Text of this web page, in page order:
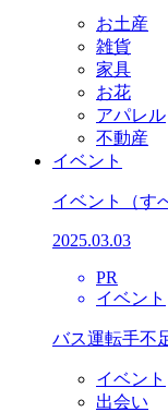
お土産
雑貨
家具
お花
アパレル
不動産
イベント
イベント （す
2025.03.03
PR
イベント
バス運転手不
イベント
出会い